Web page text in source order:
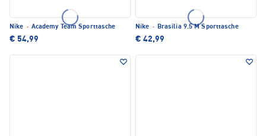
Nike · Academy Team Sporttasche
€ 54,99
Nike · Brasilia 9.5 M Sporttasche
€ 42,99